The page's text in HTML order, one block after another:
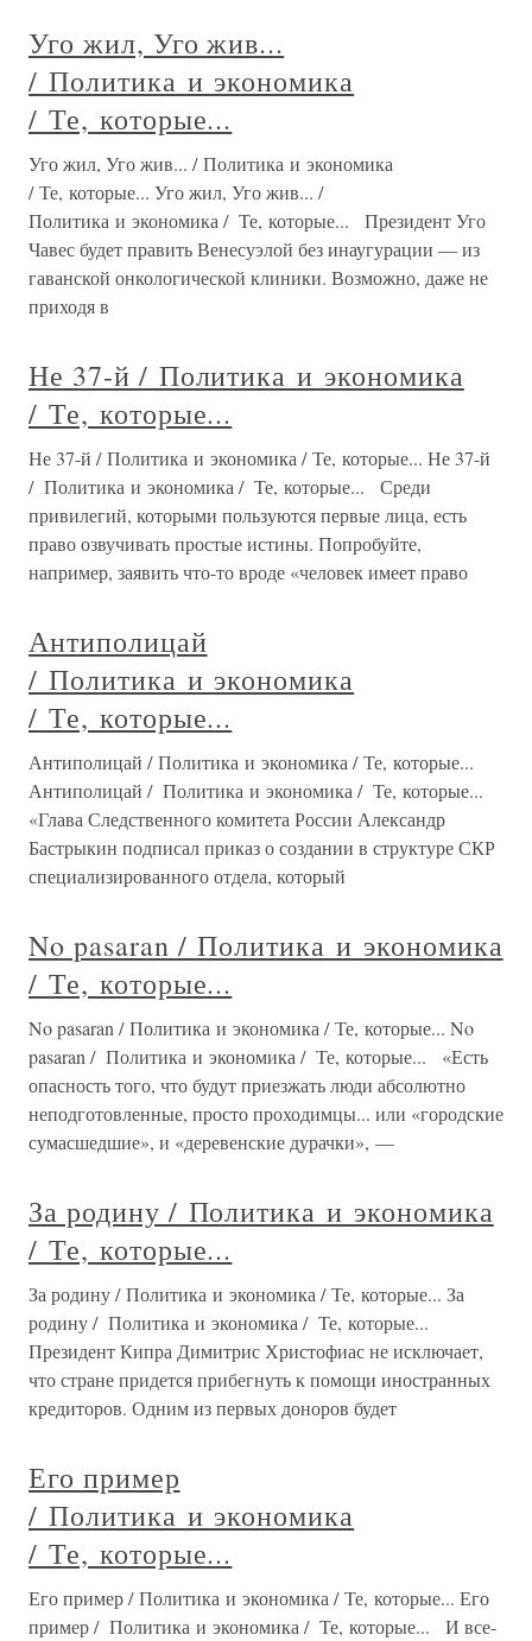
Уго жил, Уго жив...
/ Политика и экономика
/ Те, которые...
Уго жил, Уго жив... / Политика и экономика
/ Те, которые... Уго жил, Уго жив... /
Политика и экономика / Те, которые... Президент Уго
Чавес будет править Венесуэлой без инаугурации — из
гаванской онкологической клиники. Возможно, даже не
приходя в
Не 37-й / Политика и экономика
/ Те, которые...
Не 37-й / Политика и экономика / Те, которые... Не 37-й
/ Политика и экономика / Те, которые... Среди
привилегий, которыми пользуются первые лица, есть
право озвучивать простые истины. Попробуйте,
например, заявить что-то вроде «человек имеет право
Антиполицай
/ Политика и экономика
/ Те, которые...
Антиполицай / Политика и экономика / Те, которые...
Антиполицай / Политика и экономика / Те, которые...
«Глава Следственного комитета России Александр
Бастрыкин подписал приказ о создании в структуре СКР
специализированного отдела, который
No pasaran / Политика и экономика
/ Те, которые...
No pasaran / Политика и экономика / Те, которые... No
pasaran / Политика и экономика / Те, которые... «Есть
опасность того, что будут приезжать люди абсолютно
неподготовленные, просто проходимцы... или «городские
сумасшедшие», и «деревенские дурачки», —
За родину / Политика и экономика
/ Те, которые...
За родину / Политика и экономика / Те, которые... За
родину / Политика и экономика / Те, которые...
Президент Кипра Димитрис Христофиас не исключает,
что стране придется прибегнуть к помощи иностранных
кредиторов. Одним из первых доноров будет
Его пример
/ Политика и экономика
/ Те, которые...
Его пример / Политика и экономика / Те, которые... Его
пример / Политика и экономика / Те, которые... И все-